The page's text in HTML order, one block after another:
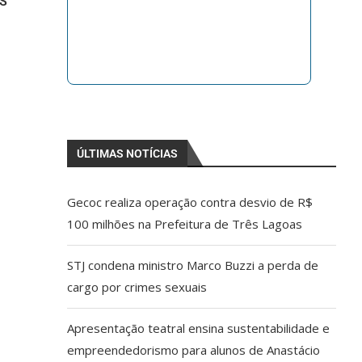
ÚLTIMAS NOTÍCIAS
Gecoc realiza operação contra desvio de R$
100 milhões na Prefeitura de Três Lagoas
STJ condena ministro Marco Buzzi a perda de
cargo por crimes sexuais
Apresentação teatral ensina sustentabilidade e
empreendedorismo para alunos de Anastácio